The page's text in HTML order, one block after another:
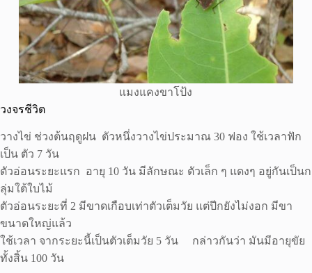
แมงแคงขาโป้ง
วงจรชีวิต
วางไข่ ช่วงต้นฤดูฝน ตัวหนึ่งวางไข่ประมาณ 30 ฟอง ใช้เวลาฟัก
เป็น ตัว 7 วัน
ตัวอ่อนระยะแรก อายุ 10 วัน มีลักษณะ ตัวเล็ก ๆ แดงๆ อยู่กันเป็นก
ลุ่มใต้ใบไม้
ตัวอ่อนระยะที่ 2 มีขาดเกือบเท่าตัวเต็มวัย แต่ปีกยังไม่งอก มีขา
ขนาดใหญ่แล้ว
ใช้เวลา จากระยะนี้เป็นตัวเต็มวัย 5 วัน กล่าวกันว่า มันมีอายุขัย
ทั้งสิ้น 100 วัน